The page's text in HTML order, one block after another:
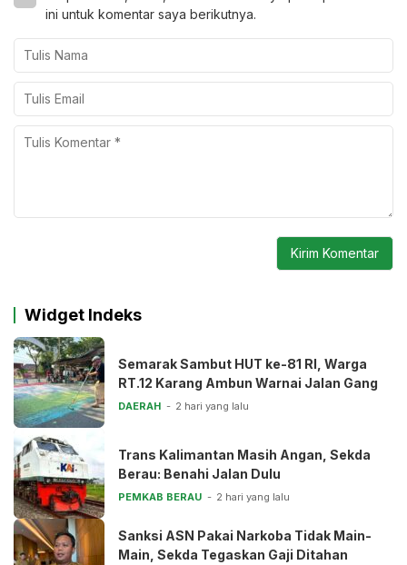
ini untuk komentar saya berikutnya.
Widget Indeks
Semarak Sambut HUT ke-81 RI, Warga
RT.12 Karang Ambun Warnai Jalan Gang
DAERAH 2 hari yang lalu
Trans Kalimantan Masih Angan, Sekda
Berau: Benahi Jalan Dulu
PEMKAB BERAU 2 hari yang lalu
Sanksi ASN Pakai Narkoba Tidak Main-
Main, Sekda Tegaskan Gaji Ditahan